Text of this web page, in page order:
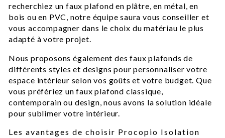
recherchiez un faux plafond en plâtre, en métal, en
bois ou en PVC, notre équipe saura vous conseiller et
vous accompagner dans le choix du matériau le plus
adapté à votre projet.
Nous proposons également des faux plafonds de
différents styles et designs pour personnaliser votre
espace intérieur selon vos goûts et votre budget. Que
vous préfériez un faux plafond classique,
contemporain ou design, nous avons la solution idéale
pour sublimer votre intérieur.
Les avantages de choisir Procopio Isolation